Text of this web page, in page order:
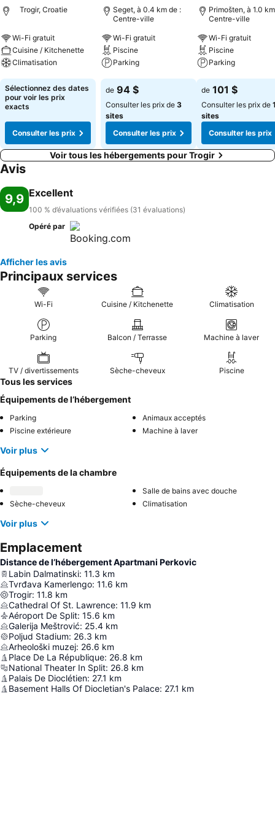
Trogir, Croatie
Wi-Fi gratuit
Cuisine / Kitchenette
Climatisation
Consulter les prix
Sélectionnez des dates
pour voir les prix
exacts
Consulter les prix
Seget, à 0.4 km de :
Centre-ville
Wi-Fi gratuit
Piscine
Parking
Consulter les prix
de 94 $
Consulter les prix de 3
sites
Consulter les prix
Primošten, à 1.0
Centre-ville
Wi-Fi gratuit
Piscine
Parking
Consulter les
de 101 $
Consulter les prix de
sites
Consulter les prix
Voir tous les hébergements pour Trogir
Avis
9,9 Excellent
100 % d’évaluations vérifiées (31 évaluations)
Opéré par
Afficher les avis
Principaux services
Wi-Fi Cuisine / Kitchenette Climatisation
Parking Balcon / Terrasse Machine à laver
TV / divertissements Sèche-cheveux Piscine
Tous les services
Équipements de l’hébergement
Parking
Animaux acceptés
Piscine extérieure
Machine à laver
Voir plus
Équipements de la chambre
Salle de bains avec douche
Sèche-cheveux
Climatisation
Voir plus
Emplacement
Distance de l’hébergement Apartmani Perkovic
Labin Dalmatinski: 11.3 km
Tvrđava Kamerlengo: 11.6 km
Trogir: 11.8 km
Cathedral Of St. Lawrence: 11.9 km
Aéroport De Split: 15.6 km
Galerija Meštrović: 25.4 km
Poljud Stadium: 26.3 km
Arheološki muzej: 26.6 km
Place De La République: 26.8 km
National Theater In Split: 26.8 km
Palais De Dioclétien: 27.1 km
Basement Halls Of Diocletian's Palace: 27.1 km